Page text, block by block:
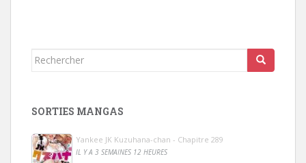
Rechercher...
SORTIES MANGAS
Yankee JK Kuzuhana-chan - Chapitre 289
IL Y A 3 SEMAINES 12 HEURES